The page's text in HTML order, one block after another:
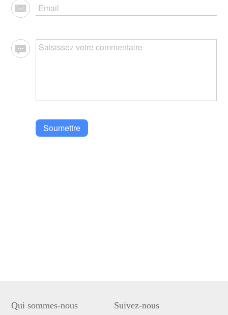
Soumettre
Qui sommes-nous Suivez-nous